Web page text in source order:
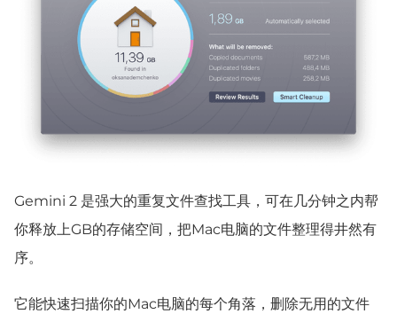
Gemini 2 是强大的重复文件查找工具，可在几分钟之内帮
你释放上GB的存储空间，把Mac电脑的文件整理得井然有
序。
它能快速扫描你的Mac电脑的每个角落，删除无用的文件